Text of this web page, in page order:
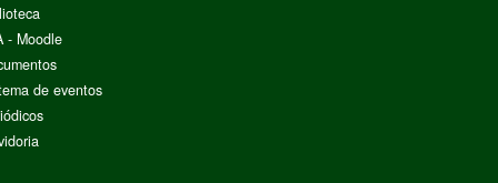
- Moodle
de eventos